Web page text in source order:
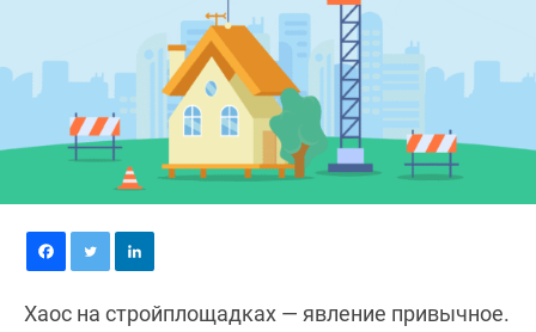
Хаос на стройплощадках — явление привычное.